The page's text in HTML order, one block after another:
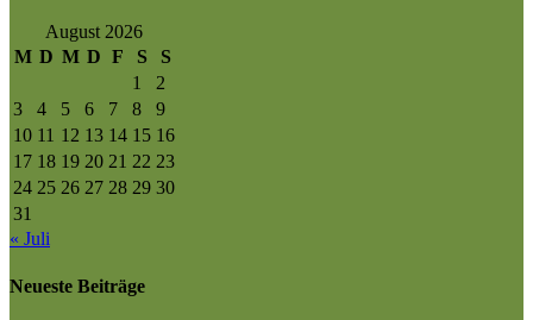
August 2026
M D M D F S
S
1
2
3
4 5 6 7 8
9
10 11 12 13 14 15 16
17 18 19 20 21 22 23
24 25 26 27 28 29 30
31
« Juli
Neueste Beiträge